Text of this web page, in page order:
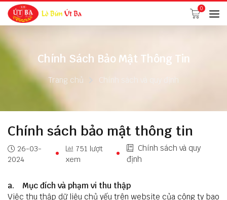
0
Chính Sách Bảo Mật Thông Tin
Trang chủ Chính sách và quy định
Chính sách bảo mật thông tin
26-03-
2024
751 lượt
xem
Chính sách và quy
định
a. Mục đích và phạm vi thu thập
Việc thu thập dữ liệu chủ yếu trên website của công ty bao